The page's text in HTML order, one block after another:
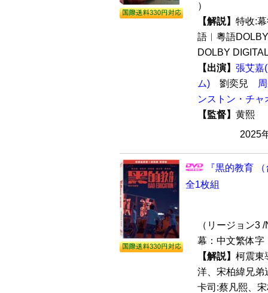
）
【解説】 特收:
語︱粵語
DOLBY
【出演】 張艾嘉
ム) 劉奕兒
ンストン・チャ
【監督】 黄熙
2025
『黒的教育
全1枚組
（リージョン3
幕：中文繁体字
【解説】 柯震東
洋、宋柏緯兄弟
卡司:蔡凡熙、